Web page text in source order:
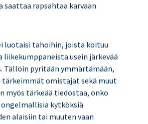
rapsahtaa karvaan
luotaisi tahoihin, joista koituu
liikekumppaneista usein järkevää
Tällöin pyritään ymmärtämään,
tärkeimmät omistajat sekä muut
myös tärkeää tiedostaa, onko
kytköksiä
alaisiin tai muuten vaan